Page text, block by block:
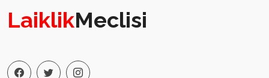
LaiklikMeclisi